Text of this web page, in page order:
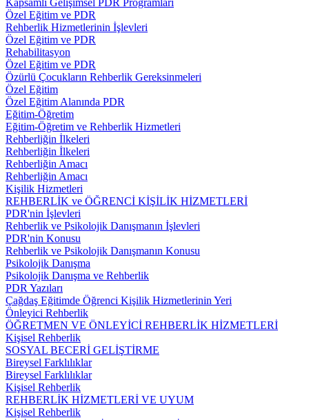
Kapsamlı Gelişimsel PDR Programları
Özel Eğitim ve PDR
Rehberlik Hizmetlerinin İşlevleri
Özel Eğitim ve PDR
Rehabilitasyon
Özel Eğitim ve PDR
Özürlü Çocukların Rehberlik Gereksinmeleri
Özel Eğitim
Özel Eğitim Alanında PDR
Eğitim-Öğretim
Eğitim-Öğretim ve Rehberlik Hizmetleri
Rehberliğin İlkeleri
Rehberliğin İlkeleri
Rehberliğin Amacı
Rehberliğin Amacı
Kişilik Hizmetleri
REHBERLİK ve ÖĞRENCİ KİŞİLİK HİZMETLERİ
PDR'nin İşlevleri
Rehberlik ve Psikolojik Danışmanın İşlevleri
PDR'nin Konusu
Rehberlik ve Psikolojik Danışmanın Konusu
Psikolojik Danışma
Psikolojik Danışma ve Rehberlik
PDR Yazıları
Çağdaş Eğitimde Öğrenci Kişilik Hizmetlerinin Yeri
Önleyici Rehberlik
ÖĞRETMEN VE ÖNLEYİCİ REHBERLİK HİZMETLERİ
Kişisel Rehberlik
SOSYAL BECERİ GELİŞTİRME
Bireysel Farklılıklar
Bireysel Farklılıklar
Kişisel Rehberlik
REHBERLİK HİZMETLERİ VE UYUM
Kişisel Rehberlik